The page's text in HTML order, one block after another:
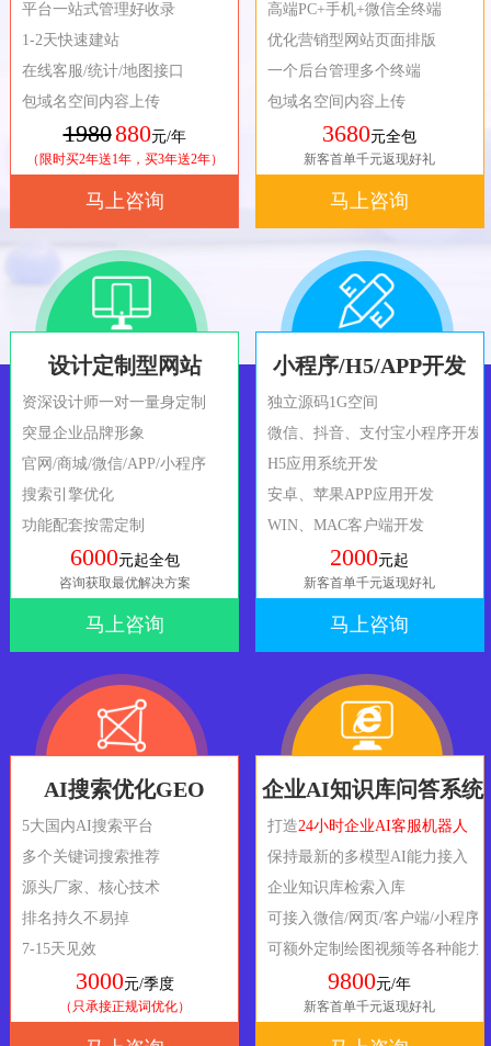
平台一站式管理好收录
1-2天快速建站
在线客服/统计/地图接口
包域名空间内容上传
1980880元/年
（限时买2年送1年，买3年送2年）
马上咨询
高端PC+手机+微信全终端
优化营销型网站页面排版
一个后台管理多个终端
包域名空间内容上传
3680元全包
新客首单千元返现好礼
马上咨询
设计定制型网站
资深设计师一对一量身定制
突显企业品牌形象
官网/商城/微信/APP/小程序
搜索引擎优化
功能配套按需定制
6000元起全包
咨询获取最优解决方案
马上咨询
小程序/H5/APP开发
独立源码1G空间
微信、抖音、支付宝小程序开发
H5应用系统开发
安卓、苹果APP应用开发
WIN、MAC客户端开发
2000元起
新客首单千元返现好礼
马上咨询
AI搜索优化GEO
5大国内AI搜索平台
多个关键词搜索推荐
源头厂家、核心技术
排名持久不易掉
7-15天见效
3000元/季度
（只承接正规词优化）
企业AI知识库问答系统
打造24小时企业AI客服机器人
保持最新的多模型AI能力接入
企业知识库检索入库
可接入微信/网页/客户端/小程序
可额外定制绘图视频等各种能力
9800元/年
新客首单千元返现好礼